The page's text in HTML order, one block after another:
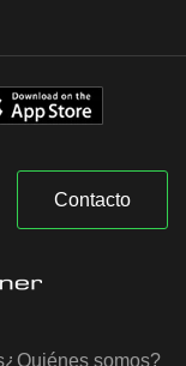
Contacto
¿Quiénes somos?